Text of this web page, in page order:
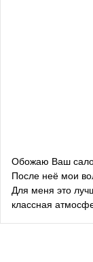
Обожаю Ваш
После неё мои
Для меня это
классная